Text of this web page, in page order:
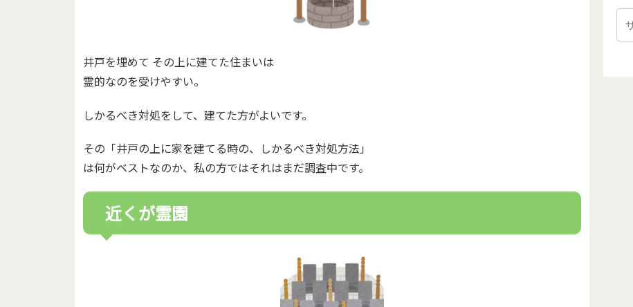
井戸を埋めて その上に建てた住まいは
霊的なのを受けやすい。
しかるべき対処をして、建てた方がよいです。
その「井戸の上に家を建てる時の、しかるべき対処方法」
は何がベストなのか、私の方ではそれはまだ調査中です。
近くが霊園